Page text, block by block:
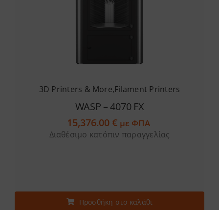
3D Printers & More,Filament Printers
WASP – 4070 FX
15,376.00€ με ΦΠΑ
Διαθέσιμο κατόπιν παραγγελίας
Προσθήκη στο καλάθι